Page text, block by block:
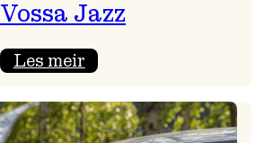
Vossa Jazz
Les meir:
akkreditering
på